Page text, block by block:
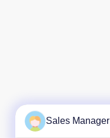
Sales Manager